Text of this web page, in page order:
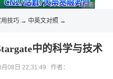
广告 商业广
技巧 → 中英文对照 →
中的科学与技术
月08日 22:31:49 作者：